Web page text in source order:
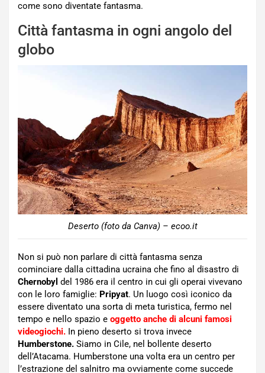
come sono diventate fantasma.
Città fantasma in ogni angolo del
globo
Deserto (foto da Canva) – ecoo.it
Non si può non parlare di città fantasma senza
cominciare dalla cittadina ucraina che fino al disastro di
Chernobyl del 1986 era il centro in cui gli operai vivevano
con le loro famiglie: Pripyat. Un luogo così iconico da
essere diventato una sorta di meta turistica, fermo nel
tempo e nello spazio e oggetto anche di alcuni famosi
videogiochi. In pieno deserto si trova invece
Humberstone. Siamo in Cile, nel bollente deserto
dell’Atacama. Humberstone una volta era un centro per
l’estrazione del salnitro ma ovviamente come succede